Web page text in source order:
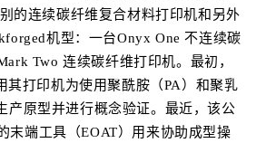
的连续碳纤维复合材料打印机和另外
机型：一台Onyx One 不连续碳
Two 连续碳纤维打印机。最初，
其打印机为使用聚酰胺（PA）和聚乳
产原型并进行概念验证。最近，该公
末端工具（EOAT）用来协助成型操